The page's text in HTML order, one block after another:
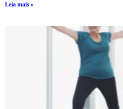
Leia mais »